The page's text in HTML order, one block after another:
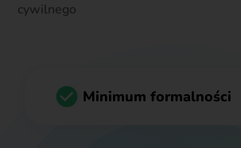
cywilnego
Minimum formalności